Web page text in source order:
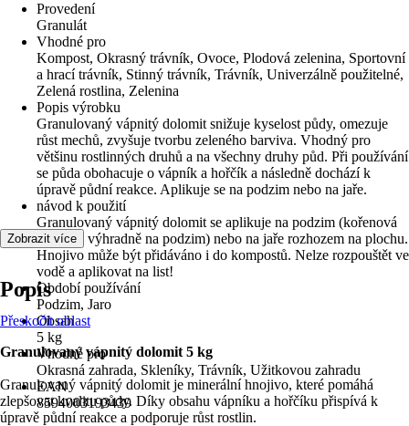
Provedení
Granulát
Vhodné pro
Kompost, Okrasný trávník, Ovoce, Plodová zelenina, Sportovní
a hrací trávník, Stinný trávník, Trávník, Univerzálně použitelné,
Zelená rostlina, Zelenina
Popis výrobku
Granulovaný vápnitý dolomit snižuje kyselost půdy, omezuje
růst mechů, zvyšuje tvorbu zeleného barviva. Vhodný pro
většinu rostlinných druhů a na všechny druhy půd. Při používání
se půda obohacuje o vápník a hořčík a následně dochází k
úpravě půdní reakce. Aplikuje se na podzim nebo na jaře.
návod k použití
Granulovaný vápnitý dolomit se aplikuje na podzim (kořenová
zelenina výhradně na podzim) nebo na jaře rozhozem na plochu.
Hnojivo může být přidáváno i do kompostů. Nelze rozpouštět ve
vodě a aplikovat na list!
Období používání
Podzim, Jaro
Obsah
5 kg
Vhodné pro
Okrasná zahrada, Skleníky, Trávník, Užitkovou zahradu
EAN
8594003193439
Zobrazit více
Popis
Přeskočit oblast
Granulovaný vápnitý dolomit 5 kg
Granulovaný vápnitý dolomit je minerální hnojivo, které pomáhá
zlepšovat kvalitu půdy. Díky obsahu vápníku a hořčíku přispívá k
úpravě půdní reakce a podporuje růst rostlin.